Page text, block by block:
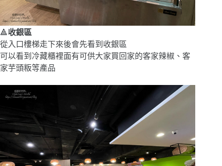
🔺收銀區
從入口樓梯走下來後會先看到收銀區
可以看到冷藏櫃裡面有可供大家買回家的客家辣椒、客
家芋頭粄等產品